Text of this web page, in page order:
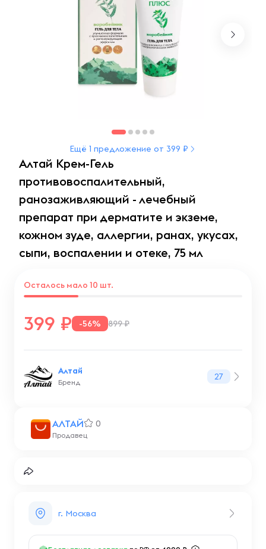
Ещё 1 предложение от 399 ₽
Алтай Крем-Гель
противовоспалительный,
ранозаживляющий - лечебный
препарат при дерматите и экземе,
кожном зуде, аллергии, ранах, укусах,
сыпи, воспалении и отеке, 75 мл
АЛТАЙ 0
Продавец
399 -56% 899 ₽
Осталось мало 10 шт.
Алтай
Бренд
27
г. Москва